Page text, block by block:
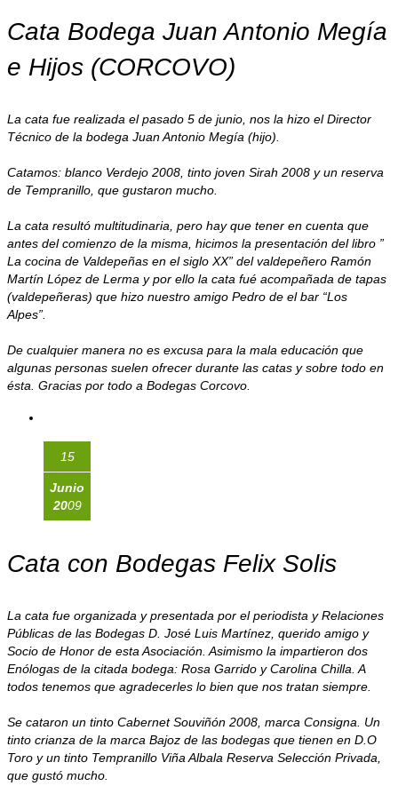
Cata Bodega Juan Antonio Megía
e Hijos (CORCOVO)
La cata fue realizada el pasado 5 de junio, nos la hizo el Director
Técnico de la bodega Juan Antonio Megía (hijo).
Catamos: blanco Verdejo 2008, tinto joven Sirah 2008 y un reserva
de Tempranillo, que gustaron mucho.
La cata resultó multitudinaria, pero hay que tener en cuenta que
antes del comienzo de la misma, hicimos la presentación del libro ”
La cocina de Valdepeñas en el siglo XX” del valdepeñero Ramón
Martín López de Lerma y por ello la cata fué acompañada de tapas
(valdepeñeras) que hizo nuestro amigo Pedro de el bar “Los
Alpes”.
De cualquier manera no es excusa para la mala educación que
algunas personas suelen ofrecer durante las catas y sobre todo en
ésta. Gracias por todo a Bodegas Corcovo.
15
Junio
2009
Cata con Bodegas Felix Solis
La cata fue organizada y presentada por el periodista y Relaciones
Públicas de las Bodegas D. José Luis Martínez, querido amigo y
Socio de Honor de esta Asociación. Asimismo la impartieron dos
Enólogas de la citada bodega: Rosa Garrido y Carolina Chilla. A
todos tenemos que agradecerles lo bien que nos tratan siempre.
Se cataron un tinto Cabernet Souviñón 2008, marca Consigna. Un
tinto crianza de la marca Bajoz de las bodegas que tienen en D.O
Toro y un tinto Tempranillo Viña Albala Reserva Selección Privada,
que gustó mucho.